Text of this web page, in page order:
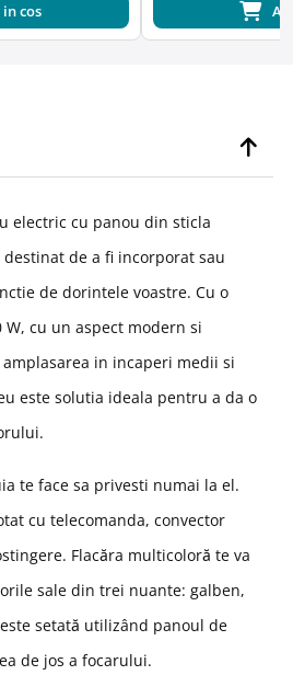
cos
electric cu panou din sticla
destinat de a fi incorporat sau
de dorintele voastre. Cu o
cu un aspect modern si
in incaperi medii si
este solutia ideala pentru a da o
te face sa privesti numai la el.
cu telecomanda, convector
Flacăra multicoloră te va
sale din trei nuante: galben,
setată utilizând panoul de
de jos a focarului.